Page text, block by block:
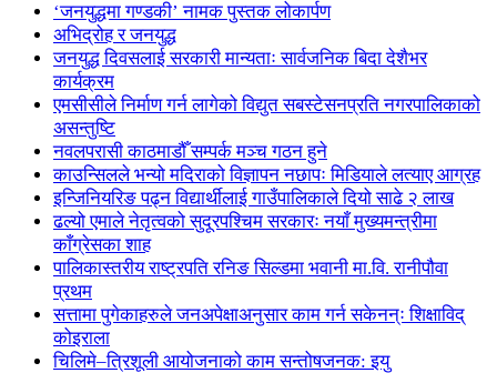
‘जनयुद्धमा गण्डकी’ नामक पुस्तक लोकार्पण
अभिद्रोह र जनयुद्ध
जनयुद्ध दिवसलाई सरकारी मान्यताः सार्वजनिक बिदा देशैभर
कार्यक्रम
एमसीसीले निर्माण गर्न लागेको विद्युत सबस्टेसनप्रति नगरपालिकाको
असन्तुष्टि
नवलपरासी काठमाडौँ सम्पर्क मञ्च गठन हुने
काउन्सिलले भन्यो मदिराको विज्ञापन नछापः मिडियाले लत्याए आग्रह
इन्जिनियरिङ पढ्न विद्यार्थीलाई गाउँपालिकाले दियो साढे २ लाख
ढल्यो एमाले नेतृत्वको सुदूरपश्चिम सरकारः नयाँ मुख्यमन्त्रीमा
काँग्रेसका शाह
पालिकास्तरीय राष्ट्रपति रनिङ सिल्डमा भवानी मा.वि. रानीपौवा
प्रथम
सत्तामा पुगेकाहरुले जनअपेक्षाअनुसार काम गर्न सकेनन्ः शिक्षाविद्
कोइराला
चिलिमे–त्रिशूली आयोजनाको काम सन्तोषजनक: इयु